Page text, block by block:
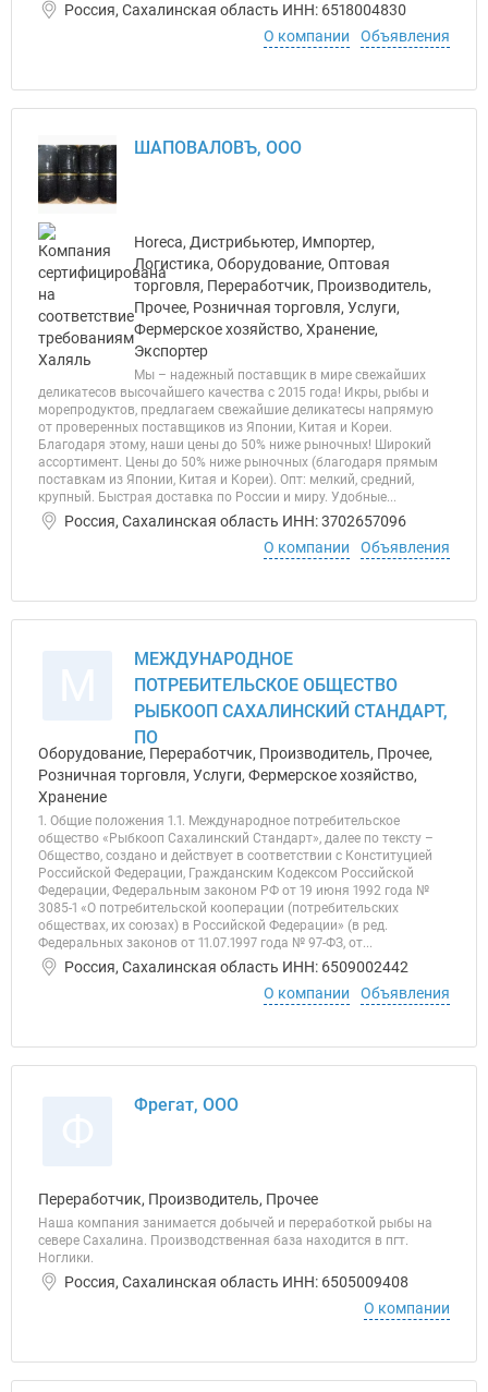
Россия, Сахалинская область ИНН: 6518004830
О компании
Объявления
ШАПОВАЛОВЪ, ООО
Horeca, Дистрибьютер, Импортер,
Логистика, Оборудование, Оптовая
торговля, Переработчик, Производитель,
Прочее, Розничная торговля, Услуги,
Фермерское хозяйство, Хранение,
Экспортер
Мы – надежный поставщик в мире свежайших
деликатесов высочайшего качества с 2015 года! Икры, рыбы и
морепродуктов, предлагаем свежайшие деликатесы напрямую
от проверенных поставщиков из Японии, Китая и Кореи.
Благодаря этому, наши цены до 50% ниже рыночных! Широкий
ассортимент. Цены до 50% ниже рыночных (благодаря прямым
поставкам из Японии, Китая и Кореи). Опт: мелкий, средний,
крупный. Быстрая доставка по России и миру. Удобные...
Россия, Сахалинская область ИНН: 3702657096
О компании
Объявления
МЕЖДУНАРОДНОЕ
ПОТРЕБИТЕЛЬСКОЕ ОБЩЕСТВО
РЫБКООП САХАЛИНСКИЙ СТАНДАРТ,
ПО
Оборудование, Переработчик, Производитель, Прочее,
Розничная торговля, Услуги, Фермерское хозяйство,
Хранение
1. Общие положения 1.1. Международное потребительское
общество «Рыбкооп Сахалинский Стандарт», далее по тексту –
Общество, создано и действует в соответствии с Конституцией
Российской Федерации, Гражданским Кодексом Российской
Федерации, Федеральным законом РФ от 19 июня 1992 года №
3085-1 «О потребительской кооперации (потребительских
обществах, их союзах) в Российской Федерации» (в ред.
Федеральных законов от 11.07.1997 года № 97-ФЗ, от...
Россия, Сахалинская область ИНН: 6509002442
О компании
Объявления
Фрегат, ООО
Переработчик, Производитель, Прочее
Наша компания занимается добычей и переработкой рыбы на
севере Сахалина. Производственная база находится в пгт.
Ноглики.
Россия, Сахалинская область ИНН: 6505009408
О компании